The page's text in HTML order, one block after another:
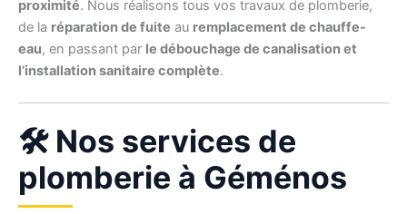
proximité. Nous réalisons tous vos travaux de plomberie,
de la réparation de fuite au remplacement de chauffe-
eau, en passant par le débouchage de canalisation et
l’installation sanitaire complète.
🛠️ Nos services de
plomberie à Géménos